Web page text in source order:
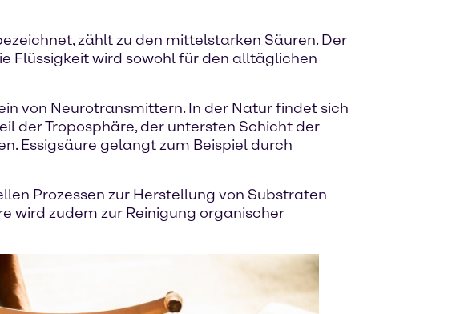
zählt zu den mittelstarken Säuren. Der
Flüssigkeit wird sowohl für den alltäglichen
von Neurotransmittern. In der Natur findet sich
der Troposphäre, der untersten Schicht der
Essigsäure gelangt zum Beispiel durch
Prozessen zur Herstellung von Substraten
wird zudem zur Reinigung organischer